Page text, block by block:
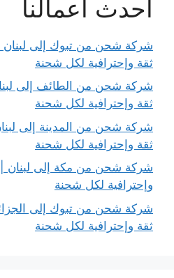
أحدث أعمالنا
شركة شحن من تبوك إلى لبنان |
ثقة وإحترافية لكل شحنة
شركة شحن من الطائف إلى
ثقة وإحترافية لكل شحنة
شركة شحن من المدينة إلى
ثقة وإحترافية لكل شحنة
شركة شحن من مكة إلى لبنان |
وإحترافية لكل شحنة
شركة شحن من تبوك إلى
ثقة وإحترافية لكل شحنة